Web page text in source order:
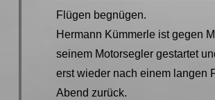
Flügen begnügen.
Hermann Kümmerle ist gegen
seinem Motorsegler gestartet
erst wieder nach einem langen
Abend zurück.